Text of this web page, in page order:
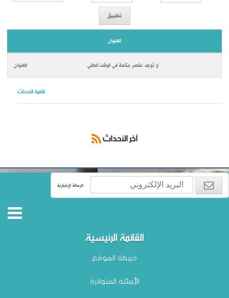
تطبيق
قائمة الأحداث
العنوان
لا توجد عناصر متاحة في الوقت الحالي
آخر الأحداث
الرسالة الإخبارية
القائمة الرئيسية
خريطة الموقع
الأسئلة المتواترة